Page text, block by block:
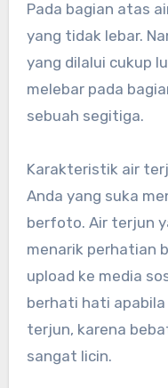
Pada bagian atas
yang tidak lebar.
yang dilalui cukup
melebar pada
sebuah segitiga.
Karakteristik air
Anda yang suka
berfoto. Air terjun
menarik perhatian
upload ke media
berhati hati
terjun, karena
sangat licin.